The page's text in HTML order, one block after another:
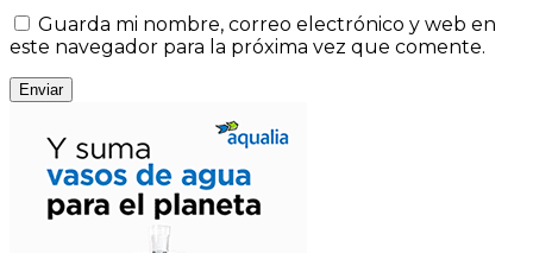
Guarda mi nombre, correo electrónico y web en
este navegador para la próxima vez que comente.
Enviar